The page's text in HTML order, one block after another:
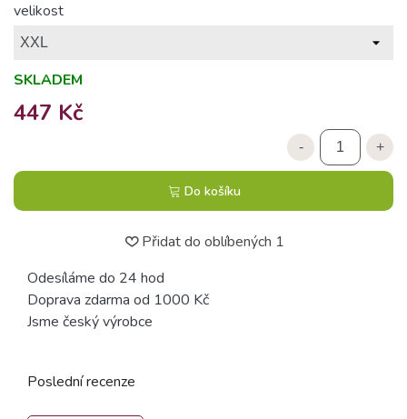
velikost
SKLADEM
447 Kč
- +
Do košíku
Přidat do oblíbených 1
Odesíláme do 24 hod
Doprava zdarma od 1000 Kč
Jsme český výrobce
Poslední recenze